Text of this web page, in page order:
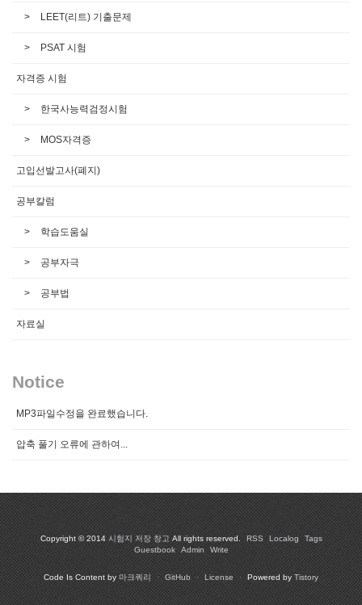
LEET(리트) 기출문제
PSAT 시험
자격증 시험
한국사능력검정시험
MOS자격증
고입선발고사(폐지)
공부칼럼
학습도움실
공부자극
공부법
자료실
Notice
MP3파일수정을 완료했습니다.
압축 풀기 오류에 관하여...
Copyright © 2014 시험지 저장 창고 All rights reserved. RSS Localog
Tags
Guestbook
Admin Write
Code Is Content by 마크쿼리 · GitHub · License · Powered by Tistory